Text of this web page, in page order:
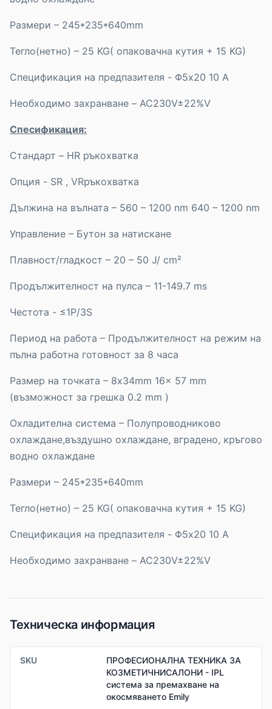
Размери – 245*235*640mm
Тегло(нетно) – 25 KG( опаковачна кутия + 15 KG)
Спецификация на предпазителя - Φ5x20 10 А
Необходимо захранване – AC230V±22%V
Спесификация:
Стандарт – HR ръкохватка
Опция - SR , VRръкохватка
Дължина на вълната – 560 – 1200 nm 640 – 1200 nm
Управление – Бутон за натискане
Плавност/гладкост – 20 – 50 J/ cm²
Продължителност на пулса – 11-149.7 ms
Честота - ≤1P/3S
Период на работа – Продължителност на режим на
пълна работна готовност за 8 часа
Размер на точката – 8x34mm 16x 57 mm
(възможност за грешка 0.2 mm )
Охладителна система – Полупроводниково
охлаждане,въздушно охлаждане, вградено, кръгово
водно охлаждане
Размери – 245*235*640mm
Тегло(нетно) – 25 KG( опаковачна кутия + 15 KG)
Спецификация на предпазителя - Φ5x20 10 А
Необходимо захранване – AC230V±22%V
Техническа информация
SKU
ПРОФЕСИОНАЛНА ТЕХНИКА ЗА
КОЗМЕТИЧНИСАЛОНИ - IPL
система за премахване на
окосмяването Emily